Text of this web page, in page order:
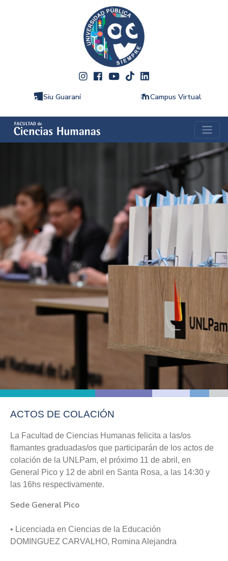
Siu Guaraní Campus Virtual
ACTOS DE COLACIÓN
La Facultad de Ciencias Humanas felicita a las/os
flamantes graduadas/os que participarán de los actos de
colación de la UNLPam, el próximo 11 de abril, en
General Pico y 12 de abril en Santa Rosa, a las 14:30 y
las 16hs respectivamente.
️Sede General Pico
• Licenciada en Ciencias de la Educación
DOMINGUEZ CARVALHO, Romina Alejandra